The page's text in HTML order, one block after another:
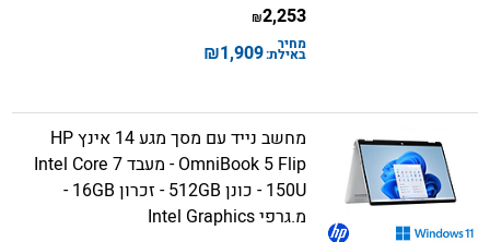
2,253
₪
מחיר
באילת:1,909
₪
מחשב נייד עם מסך מגע 14 אינץ HP
OmniBook 5 Flip - מעבד Intel Core 7
150U - כונן 512GB - זכרון 16GB -
מ.גרפי Intel Graphics